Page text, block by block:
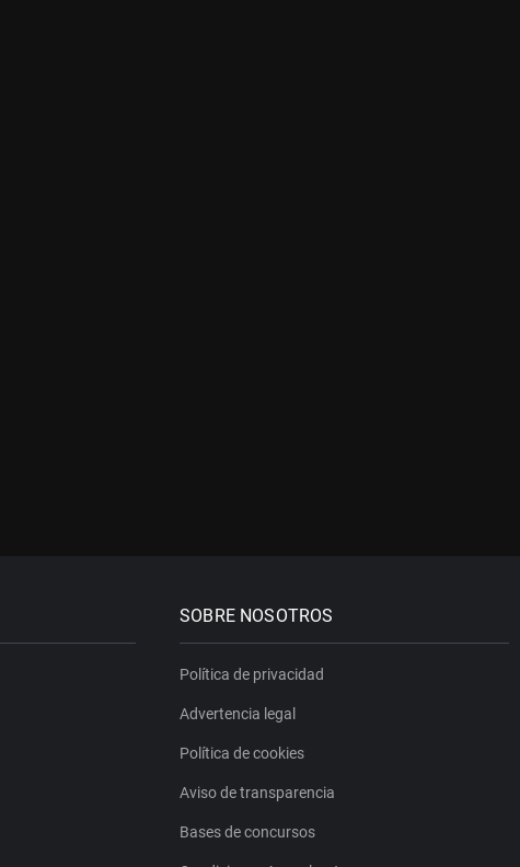
SOBRE NOSOTROS
Política de privacidad
Advertencia legal
Política de cookies
Aviso de transparencia
Bases de concursos